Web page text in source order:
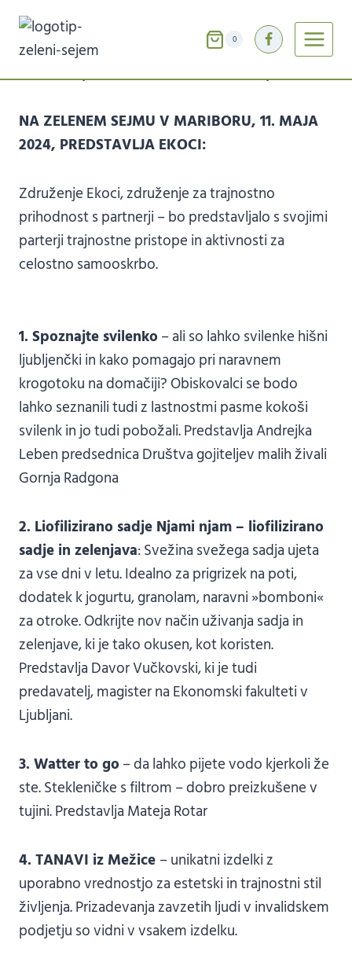
Skip
content
0
ZDRUŽENJE EKOCI
Avtorica:Maja Primožič 17. 04. 2024 Čas branja:1min
NA ZELENEM SEJMU V MARIBORU, 11. MAJA
2024, PREDSTAVLJA EKOCI:
Združenje Ekoci, združenje za trajnostno
prihodnost s partnerji – bo predstavljalo s svojimi
parterji trajnostne pristope in aktivnosti za
celostno samooskrbo.
1. Spoznajte svilenko– ali so lahko svilenke hišni
ljubljenčki in kako pomagajo pri naravnem
krogotoku na domačiji? Obiskovalci se bodo
lahko seznanili tudi z lastnostmi pasme kokoši
svilenk in jo tudi pobožali. Predstavlja Andrejka
Leben predsednica Društva gojiteljev malih živali
Gornja Radgona
2. Liofilizirano sadje Njami njam – liofilizirano
sadje in zelenjava: Svežina svežega sadja ujeta
za vse dni v letu. Idealno za prigrizek na poti,
dodatek k jogurtu, granolam, naravni »bomboni«
za otroke. Odkrijte nov način uživanja sadja in
zelenjave, ki je tako okusen, kot koristen.
Predstavlja Davor Vučkovski, ki je tudi
predavatelj, magister na Ekonomski fakulteti v
Ljubljani.
3. Watter to go– da lahko pijete vodo kjerkoli že
ste. Stekleničke s filtrom – dobro preizkušene v
tujini. Predstavlja Mateja Rotar
4. TANAVI iz Mežice– unikatni izdelki z
uporabno vrednostjo za estetski in trajnostni stil
življenja. Prizadevanja zavzetih ljudi v invalidskem
podjetju so vidni v vsakem izdelku.